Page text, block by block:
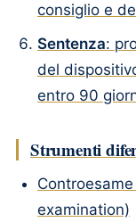
consiglio e
Sentenza:
del
entro 90
Strumenti
examination)